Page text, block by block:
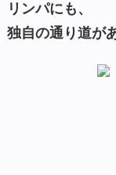
リンパにも、
独自の通り道が